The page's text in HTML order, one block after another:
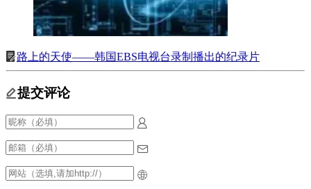
提交评论
路上的天使——韩国EBS电视台录制播出的纪录片